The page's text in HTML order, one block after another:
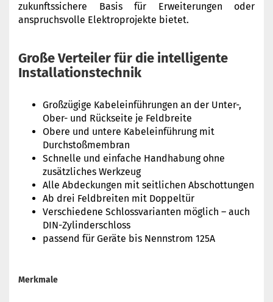
zukunftssichere Basis für Erweiterungen oder
anspruchsvolle Elektroprojekte bietet.
Große Verteiler für die intelligente
Installationstechnik
Großzügige Kabeleinführungen an der Unter-,
Ober- und Rückseite je Feldbreite
Obere und untere Kabeleinführung mit
Durchstoßmembran
Schnelle und einfache Handhabung ohne
zusätzliches Werkzeug
Alle Abdeckungen mit seitlichen Abschottungen
Ab drei Feldbreiten mit Doppeltür
Verschiedene Schlossvarianten möglich – auch
DIN-Zylinderschloss
passend für Geräte bis Nennstrom 125A
Merkmale